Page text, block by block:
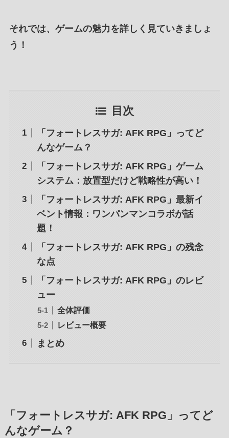
それでは、ゲームの魅力を詳しく見ていきましょ
う！
目次
「フォートレスサガ: AFK RPG」ってど
んなゲーム？
「フォートレスサガ: AFK RPG」ゲーム
システム：放置型だけど戦略性が高い！
「フォートレスサガ: AFK RPG」最新イ
ベント情報：ワンパンマンコラボが話
題！
「フォートレスサガ: AFK RPG」の残念
な点
「フォートレスサガ: AFK RPG」のレビ
ュー
全体評価
レビュー概要
まとめ
「フォートレスサガ: AFK RPG」ってど
んなゲーム？